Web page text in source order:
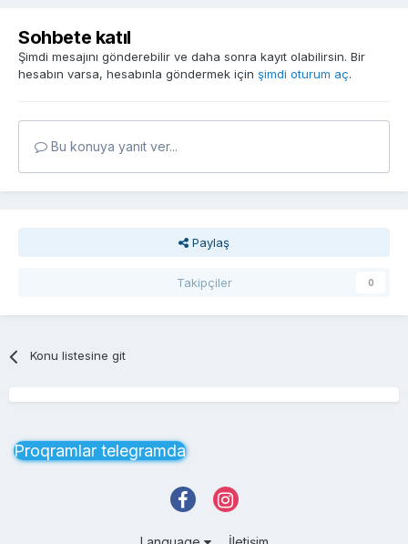
Sohbete katıl
Şimdi mesajını gönderebilir ve daha sonra kayıt olabilirsin. Bir
hesabın varsa, hesabınla göndermek için şimdi oturum aç.
Bu konuya yanıt ver...
Paylaş
Takipçiler 0
Konu listesine git
Proqramlar telegramda